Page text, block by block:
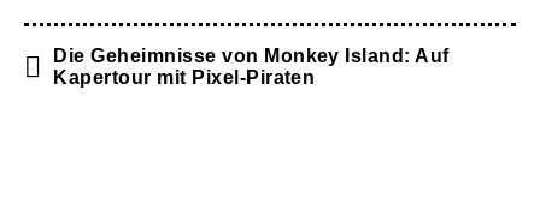
Die Geheimnisse von Monkey Island: Auf
Kapertour mit Pixel-Piraten